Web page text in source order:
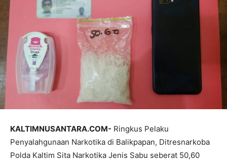
KALTIMNUSANTARA.COM- Ringkus Pelaku
Penyalahgunaan Narkotika di Balikpapan, Ditresnarkoba
Polda Kaltim Sita Narkotika Jenis Sabu seberat 50,60